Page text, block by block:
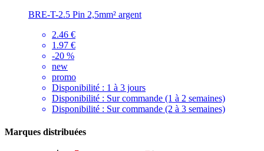
BRE-T-2.5 Pin 2,5mm² argent
2.46 €
1.97 €
-20 %
new
promo
Disponibilité : 1 à 3 jours
Disponibilité : Sur commande (1 à 2 semaines)
Disponibilité : Sur commande (2 à 3 semaines)
Marques distribuées